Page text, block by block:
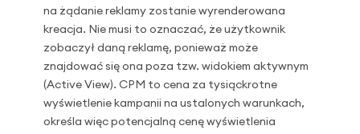
na żądanie reklamy zostanie wyrenderowana
kreacja. Nie musi to oznaczać, że użytkownik
zobaczył daną reklamę, ponieważ może
znajdować się ona poza tzw. widokiem aktywnym
(Active View). CPM to cena za tysiąckrotne
wyświetlenie kampanii na ustalonych warunkach,
określa więc potencjalną cenę wyświetlenia